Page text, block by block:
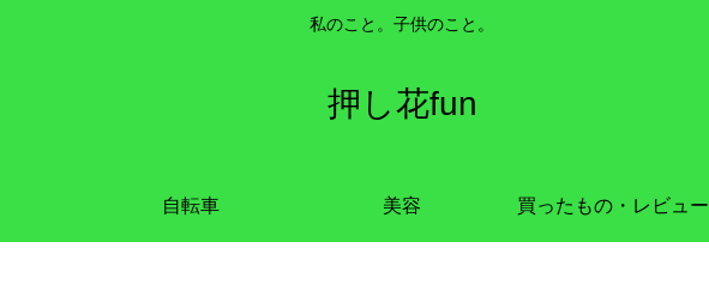
私のこと。子供のこと。
押し花fun
自転車 美容 買ったもの・レビュー